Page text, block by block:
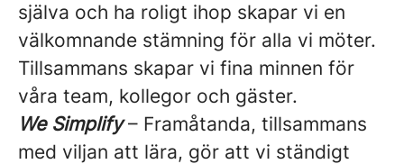
själva och ha roligt ihop skapar vi en
välkomnande stämning för alla vi möter.
Tillsammans skapar vi fina minnen för
våra team, kollegor och gäster.
We Simplify – Framåtanda, tillsammans
med viljan att lära, gör att vi ständigt